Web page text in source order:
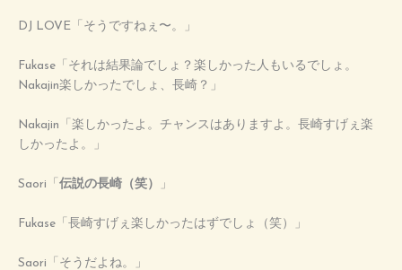
DJ LOVE「そうですねぇ〜。」
Fukase「それは結果論でしょ？楽しかった人もいるでしょ。
Nakajin楽しかったでしょ、長崎？」
Nakajin「楽しかったよ。チャンスはありますよ。長崎すげぇ楽
しかったよ。」
Saori「 伝説の長崎（笑） 」
Fukase「長崎すげぇ楽しかったはずでしょ（笑）」
Saori「そうだよね。」